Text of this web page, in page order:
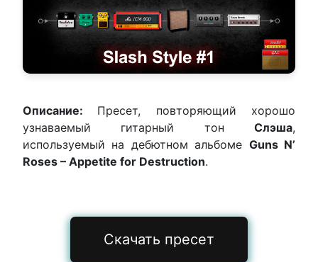
Описание: Пресет, повторяющий хорошо
узнаваемый гитарный тонСлэша,
используемый на дебютном альбоме Guns N’
Roses – Appetite for Destruction.
Скачать пресет